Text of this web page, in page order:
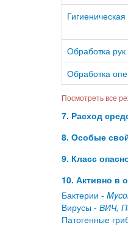
Обработка рук
Обработка
Посмотреть все
7. Расход
8. Особые
9. Класс
10. Активно в
Бактерии -
Вирусы - ВИЧ,
Патогенные